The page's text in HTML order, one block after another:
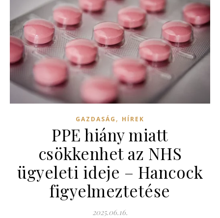
GAZDASÁG , HÍREK
PPE hiány miatt
csökkenhet az NHS
ügyeleti ideje – Hancock
figyelmeztetése
2025.06.16.